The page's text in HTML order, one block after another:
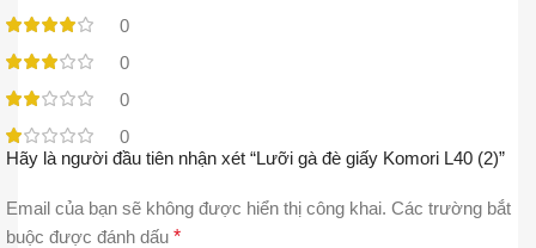
0
0
0
0
Hãy là người đầu tiên nhận xét “Lưỡi gà đè giấy Komori L40 (2)”
Email của bạn sẽ không được hiển thị công khai. Các trường bắt
buộc được đánh dấu *